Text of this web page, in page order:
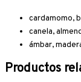
cardamomo,
canela,
ámbar,
Productos